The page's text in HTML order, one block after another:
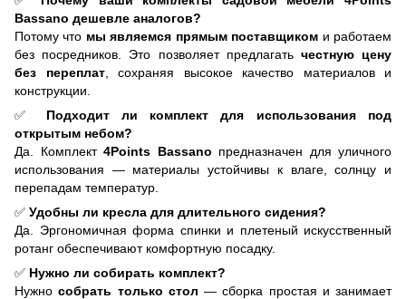
Bassano дешевле аналогов?
Потому что мы являемся прямым поставщиком и работаем
без посредников. Это позволяет предлагать честную цену
без переплат, сохраняя высокое качество материалов и
конструкции.
✅ Подходит ли комплект для использования под
открытым небом?
Да. Комплект 4Points Bassano предназначен для уличного
использования — материалы устойчивы к влаге, солнцу и
перепадам температур.
✅ Удобны ли кресла для длительного сидения?
Да. Эргономичная форма спинки и плетеный искусственный
ротанг обеспечивают комфортную посадку.
✅ Нужно ли собирать комплект?
Нужнособрать только стол — сборка простая и занимает